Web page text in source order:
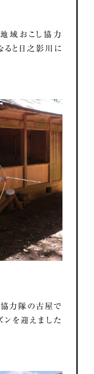
域おこし協力
と日之影川に
力隊の古屋で
ンを迎えました